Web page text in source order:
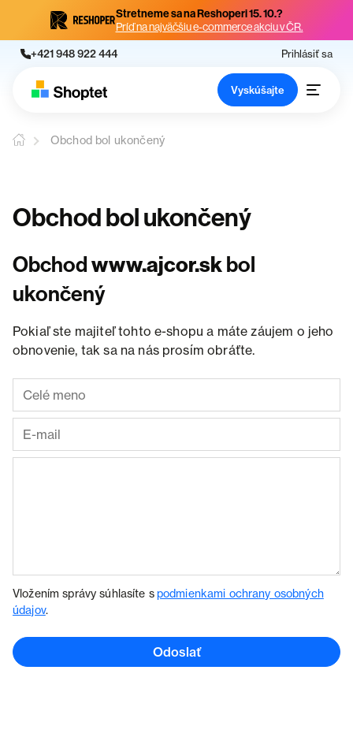
Stretneme sa na Reshoperi 15. 10.?
Príď na najväčšiu e-commerce akciu v ČR.
+421 948 922 444 Prihlásiť sa
Vyskúšajte
Obchod bol ukončený
Obchod bol ukončený
Obchodwww.ajcor.skbol
ukončený
Pokiaľ ste majiteľ tohto e-shopu a máte záujem o jeho
obnovenie, tak sa na nás prosím obráťte.
Vložením správy súhlasíte spodmienkami ochrany osobných
údajov.
Odoslať